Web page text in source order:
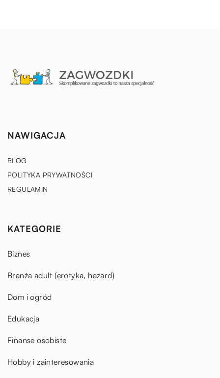
NAWIGACJA
BLOG
POLITYKA PRYWATNOŚCI
REGULAMIN
KATEGORIE
Biznes
Branża adult (erotyka, hazard)
Dom i ogród
Edukacja
Finanse osobiste
Hobby i zainteresowania